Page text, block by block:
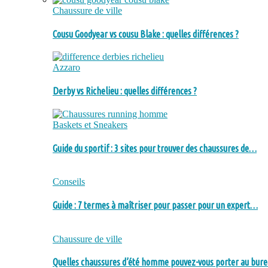
Chaussure de ville
Cousu Goodyear vs cousu Blake : quelles différences ?
Azzaro
Derby vs Richelieu : quelles différences ?
Baskets et Sneakers
Guide du sportif : 3 sites pour trouver des chaussures de…
Conseils
Guide : 7 termes à maîtriser pour passer pour un expert…
Chaussure de ville
Quelles chaussures d’été homme pouvez-vous porter au